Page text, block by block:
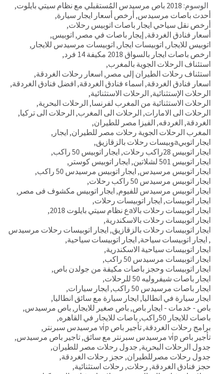
الوسوم: 2018 باص مرسيدس المُستقبلي مع نظام سيتي بايلوت
,
أحدث باصات مرسيدس, أرخص أسعار ايجار سيارة,
أرخص نقل سياحي ايجار باصات اتوبيس رحلات,
أسعار فنادق الغردقة, إيجار باصات في مصر , اتوبيس,
اتوبيس للايجار , اتوبيسات ايجار , اتوبيسات مرسيدس للايجار ,
ارخص باصات ايجار بالسواق 2018 مكيفة 14 فرد
,
استئناف الرحلات الجوية بالمغرب,
استئناف رحلات الطيران إلى مصر , اسعار رحلات الغردقة,
اسعار فنادق الغردقة, اسماء فنادق الغردقة, افضل فنادق الغردقة,
الرحلات الإستثنائية, الرحلات الاستثنائية,
الرحلات الاستثنائية من المغرب لفرنسا, الرحلات البحرية,
الرحلات الى الامارات, الرحلات الى المغرب, الرحلات الى تركيا,
الغردقة, الغردقه, الفيزا مصر للطيران,
المغرب الرحلات الجوية رحلات مصر للطيران, ايجار ,
ايجار اتوبيaوبيسات رحلات بالزقازيق
,
ايجار اتوبيس 28راكب رحلات
, ايجار اتوبيس 50 راكب
,
ايجار اتوبيس 501 لشلاتين
, ايجار اتوبيس كوستر ,
ايجار اتوبيس مرسيدس, ايجار اتوبيس مرسيدس 50 راكب
,
ايجار اتوبيس مرسيدس 50 راكب رحلات
,
ايجار اتوبيس مرسيدس للفيوم, ايجار اتوبيس مكشوف فى مصر ,
ايجار اتوبيسات, ايجار اتوبيسات رحلات,
ايجار اتوبيسات رحلات بالاaع نظام سيتي بايلوت 2018
,
ايجار اتوبيسات رحلات بالاسكندرية,
ايجار اتوبيسات رحلات بالزقازيق, ايجار اتوبيسات رحلات مرسيدس
, ايجار اتوبيسات سياحة, ايجار اتوبيسات سياحية,
ايجار اتوبيسات سياحية الاسكندرية,
ايجار اتوبيسات مرسيدس 50 راكب
,
ايجار اتوبيسات وحجز باصات مكيفة من جولدن باص,
ايجار باصات شيفروليه 50 للرحلات
,
ايجار باصات مرسيدس 50 راكب
, ايجار سيارات,
ايجار سيارة في انطاليا, ايجار سيارة مع سائق انطاليا,
باص - خدمات - ايجار باص, باص صغير للايجار , باص مرسيدس,
باصات للايجار 50راكب
, باصات للايجار في القاهره,
برامج رحلات الغردقة,تأجير باص vi̇p مرسيدس سبرنتر
,
تأجير باص vi̇p مرسيدس سبرنتر مع سائق
,تاجير باص مرسيدس,
جدول الرحلات البحرية, جدول رحلات مصر للطيران,
جدول رحلات مصرللطيران, حجز رحلات الغردقة,
حجز فنادق الغردقة, رحلات, رحلات استثنائية,